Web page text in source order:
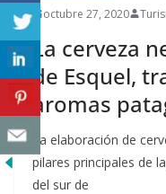
octubre 27, 2020
La cerveza
de Esquel,
aromas
La elaboración de
pilares principales de
del sur de